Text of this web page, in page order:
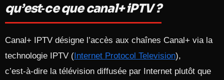
qu’est‑ce que canal+ iPTV ?
Canal+ IPTV désigne l’accès aux chaînes Canal+ via la
technologie IPTV (Internet Protocol Television),
c’est‑à‑dire la télévision diffusée par Internet plutôt que